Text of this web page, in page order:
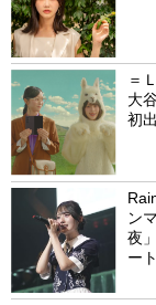
＝
大
初
ン
夜
ー